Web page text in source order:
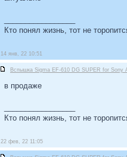
Кто понял жизнь, тот не
14 янв, 22 10:51
Вспышка Sigma EF-610 DG SUPER for Sony
в продаже
Кто понял жизнь, тот не
22 фев, 22 11:05